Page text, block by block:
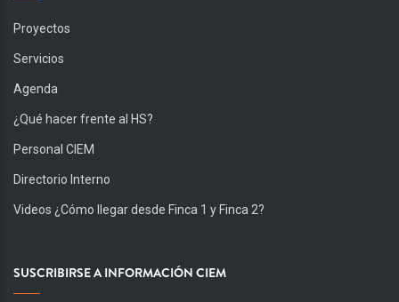
Proyectos
Servicios
Agenda
¿Qué hacer frente al HS?
Personal CIEM
Directorio Interno
Videos ¿Cómo llegar desde Finca 1 y Finca 2?
SUSCRIBIRSE A INFORMACIÓN CIEM